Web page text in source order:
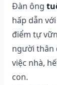
Đàn ông
hấp dẫn
điểm tự
người thân
việc nhà,
con.